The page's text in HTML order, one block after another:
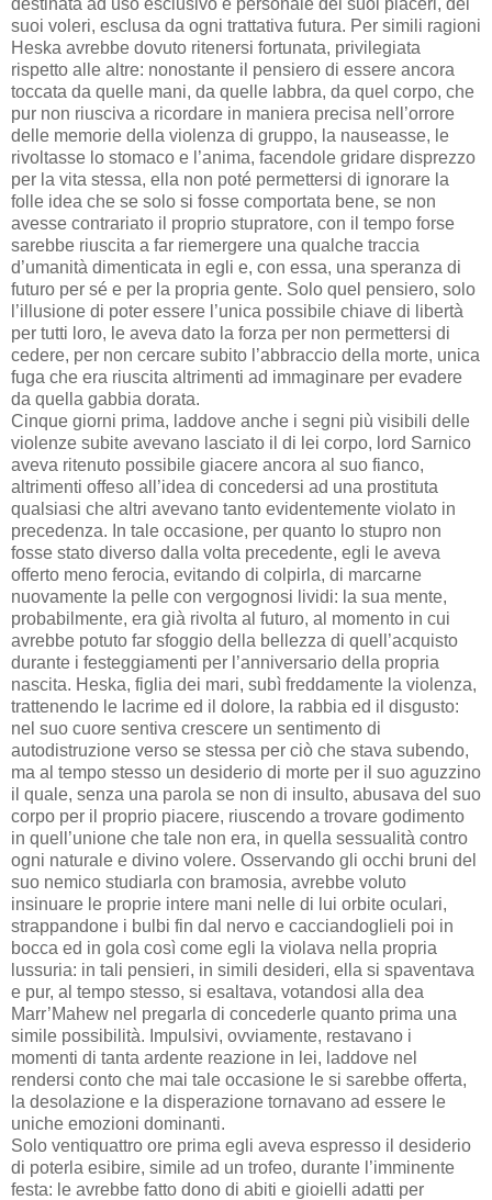
suoi voleri, esclusa da ogni trattativa futura. Per simili ragioni
Heska avrebbe dovuto ritenersi fortunata, privilegiata
rispetto alle altre: nonostante il pensiero di essere ancora
toccata da quelle mani, da quelle labbra, da quel corpo, che
pur non riusciva a ricordare in maniera precisa nell’orrore
delle memorie della violenza di gruppo, la nauseasse, le
rivoltasse lo stomaco e l’anima, facendole gridare disprezzo
per la vita stessa, ella non poté permettersi di ignorare la
folle idea che se solo si fosse comportata bene, se non
avesse contrariato il proprio stupratore, con il tempo forse
sarebbe riuscita a far riemergere una qualche traccia
d’umanità dimenticata in egli e, con essa, una speranza di
futuro per sé e per la propria gente. Solo quel pensiero, solo
l’illusione di poter essere l’unica possibile chiave di libertà
per tutti loro, le aveva dato la forza per non permettersi di
cedere, per non cercare subito l’abbraccio della morte, unica
fuga che era riuscita altrimenti ad immaginare per evadere
da quella gabbia dorata.
Cinque giorni prima, laddove anche i segni più visibili delle
violenze subite avevano lasciato il di lei corpo, lord Sarnico
aveva ritenuto possibile giacere ancora al suo fianco,
altrimenti offeso all’idea di concedersi ad una prostituta
qualsiasi che altri avevano tanto evidentemente violato in
precedenza. In tale occasione, per quanto lo stupro non
fosse stato diverso dalla volta precedente, egli le aveva
offerto meno ferocia, evitando di colpirla, di marcarne
nuovamente la pelle con vergognosi lividi: la sua mente,
probabilmente, era già rivolta al futuro, al momento in cui
avrebbe potuto far sfoggio della bellezza di quell’acquisto
durante i festeggiamenti per l’anniversario della propria
nascita. Heska, figlia dei mari, subì freddamente la violenza,
trattenendo le lacrime ed il dolore, la rabbia ed il disgusto:
nel suo cuore sentiva crescere un sentimento di
autodistruzione verso se stessa per ciò che stava subendo,
ma al tempo stesso un desiderio di morte per il suo aguzzino
il quale, senza una parola se non di insulto, abusava del suo
corpo per il proprio piacere, riuscendo a trovare godimento
in quell’unione che tale non era, in quella sessualità contro
ogni naturale e divino volere. Osservando gli occhi bruni del
suo nemico studiarla con bramosia, avrebbe voluto
insinuare le proprie intere mani nelle di lui orbite oculari,
strappandone i bulbi fin dal nervo e cacciandoglieli poi in
bocca ed in gola così come egli la violava nella propria
lussuria: in tali pensieri, in simili desideri, ella si spaventava
e pur, al tempo stesso, si esaltava, votandosi alla dea
Marr’Mahew nel pregarla di concederle quanto prima una
simile possibilità. Impulsivi, ovviamente, restavano i
momenti di tanta ardente reazione in lei, laddove nel
rendersi conto che mai tale occasione le si sarebbe offerta,
la desolazione e la disperazione tornavano ad essere le
uniche emozioni dominanti.
Solo ventiquattro ore prima egli aveva espresso il desiderio
di poterla esibire, simile ad un trofeo, durante l’imminente
festa: le avrebbe fatto dono di abiti e gioielli adatti per